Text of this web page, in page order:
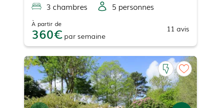
3 chambres 5 personnes
À partir de
360 par semaine
11 avis